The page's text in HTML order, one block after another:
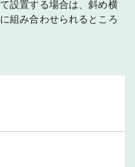
設置する場合は、斜め横
組み合わせられるところ